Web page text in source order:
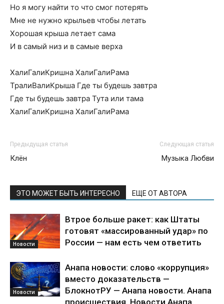
Но я могу найти то что смог потерять
Мне не нужно крыльев чтобы летать
Хорошая крыша летает сама
И в самый низ и в самые верха
ХалиГалиКришна ХалиГалиРама
ТралиВалиКрыша Где ты будешь завтра
Где ты будешь завтра Тута или тама
ХалиГалиКришна ХалиГалиРама
Предыдущая статья
Клён
Следующая статья
Музыка Любви
ЭТО МОЖЕТ БЫТЬ ИНТЕРЕСНО ЕЩЕ ОТ АВТОРА
Новости
Втрое больше ракет: как Штаты
готовят «массированный удар» по
России — нам есть чем ответить
Новости
Анапа новости: слово «коррупция»
вместо доказательств —
БлокнотРУ — Анапа новости. Анапа
происшествия. Новости Анапа.